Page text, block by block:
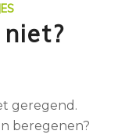
geregend.
beregenen?